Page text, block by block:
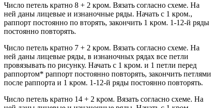
Число петель кратно 8 + 2 кром. Вязать согласно схеме. На
ней даны лицевые и изнаночные ряды. Начать с 1 кром.,
раппорт постоянно по вторять, закончить 1 кром. 1-12-й ряды
постоянно повторять.
Число петель кратно 7 + 2 кром. Вязать согласно схеме. На
ней даны лицевые ряды, в изнаночных рядах все петли
провязывать по рисунку. Начать с 1 кром. и 1 петли перед
раппортом* раппорт постоянно повторять, закончить петлями
после раппорта и 1 кром. 1-12-й ряды постоянно повторять.
Число петель кратно 14 + 2 кром. Вязать согласно схеме. На